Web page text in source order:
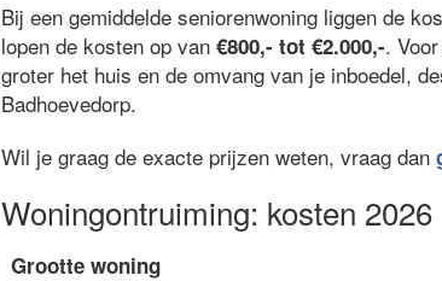
Bij een gemiddelde seniorenwoning liggen de
lopen de kosten op van €800,- tot €2.000,-.
groter het huis en de omvang van je inboedel,
Badhoevedorp.
Wil je graag de exacte prijzen weten, vraag dan
Woningontruiming: kosten 2026
Grootte woning